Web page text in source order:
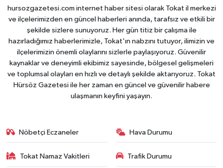
hursozgazetesi.com internet haber sitesi olarak Tokat il merkezi
ve ilçelerimizden en güncel haberleri anında, tarafsız ve etkili bir
şekilde sizlere sunuyoruz. Her gün titiz bir çalışma ile
hazırladığımız haberlerimizle, Tokat'ın nabzını tutuyor, ilimizin ve
ilçelerimizin önemli olaylarını sizlerle paylaşıyoruz. Güvenilir
kaynaklar ve deneyimli ekibimiz sayesinde, bölgesel gelişmeleri
ve toplumsal olayları en hızlı ve detaylı şekilde aktarıyoruz. Tokat
Hürsöz Gazetesi ile her zaman en güncel ve güvenilir habere
ulaşmanın keyfini yaşayın.
Nöbetçi Eczaneler Hava Durumu
Tokat Namaz Vakitleri Trafik Durumu